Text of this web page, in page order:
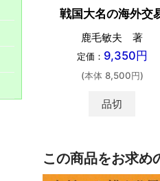
戦国大名の海外交
鹿毛敏夫 著
定価： 9,350円
(本体 8,500円)
品切
この商品をお求め